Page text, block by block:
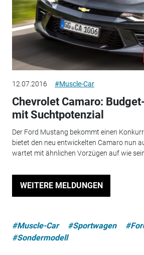
12.07.2016 #Muscle-Car
Chevrolet Camaro:
mit Suchtpotenzial
Der Ford Mustang bekommt einen
bietet den neu entwickelten Camaro nun
wartet mit ähnlichen Vorzügen auf wie
WEITERE MELDUNGEN
#Muscle-Car #Sportwagen
#Sondermodell